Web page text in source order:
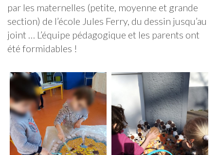
par les maternelles (petite, moyenne et grande
section) de l’école Jules Ferry, du dessin jusqu’au
joint … L’équipe pédagogique et les parents ont
été formidables !